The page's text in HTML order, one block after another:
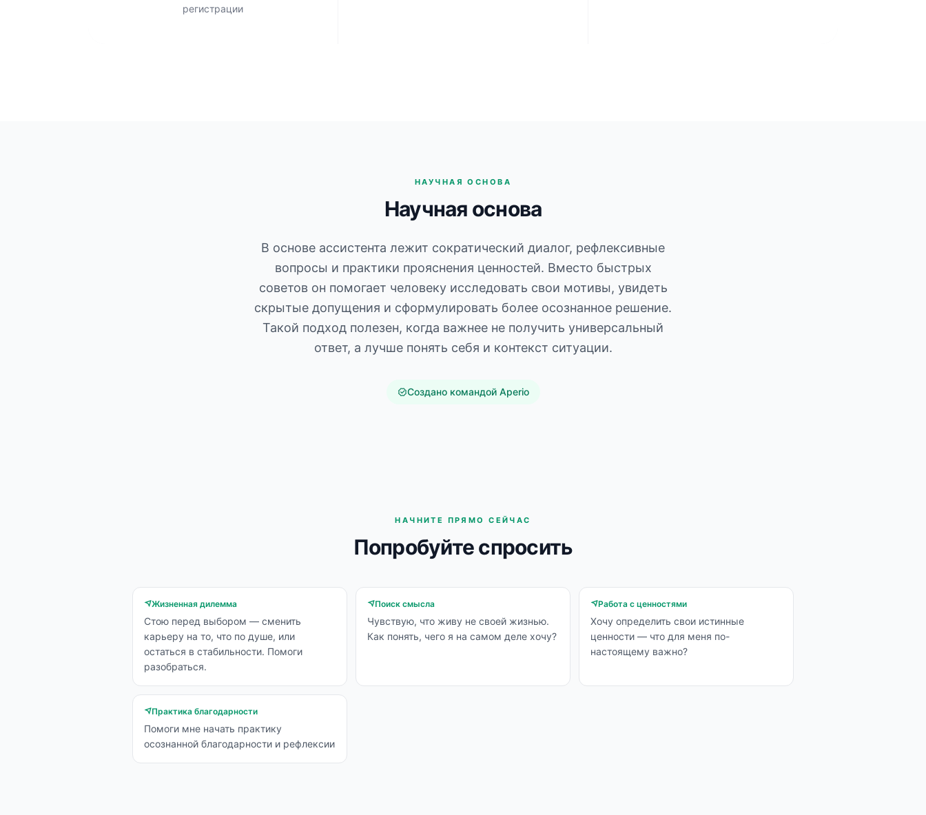
регистрации
НАУЧНАЯ ОСНОВА
Научная основа
В основе ассистента лежит сократический диалог, рефлексивные
вопросы и практики прояснения ценностей. Вместо быстрых
советов он помогает человеку исследовать свои мотивы, увидеть
скрытые допущения и сформулировать более осознанное решение.
Такой подход полезен, когда важнее не получить универсальный
ответ, а лучше понять себя и контекст ситуации.
Создано командой Aperio
НАЧНИТЕ ПРЯМО СЕЙЧАС
Попробуйте спросить
Жизненная дилемма
Стою перед выбором — сменить
карьеру на то, что по душе, или
остаться в стабильности. Помоги
разобраться.
Поиск смысла
Чувствую, что живу не своей жизнью.
Как понять, чего я на самом деле хочу?
Работа с ценностями
Хочу определить свои истинные
ценности — что для меня по-
настоящему важно?
Практика благодарности
Помоги мне начать практику
осознанной благодарности и рефлексии